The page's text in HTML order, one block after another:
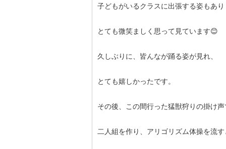
子どもがいるクラスに出張する姿もあり
とても微笑ましく思って見ています😊
久しぶりに、皆んなが踊る姿が見れ、
とても嬉しかったです。
その後、この間行った猛獣狩りの掛け声
二人組を作り、アリゴリズム体操を流す